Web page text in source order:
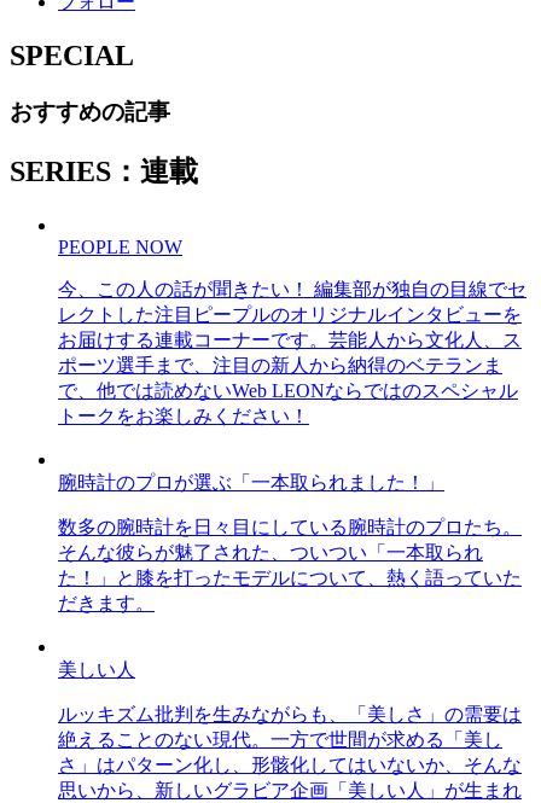
SPECIAL
おすすめの記事
SERIES：連載
PEOPLE NOW
今、この人の話が聞きたい！ 編集部が独自の目線でセ
レクトした注目ピープルのオリジナルインタビューを
お届けする連載コーナーです。芸能人から文化人、ス
ポーツ選手まで、注目の新人から納得のベテランま
で、他では読めないWeb LEONならではのスペシャル
トークをお楽しみください！
腕時計のプロが選ぶ「一本取られました！」
数多の腕時計を日々目にしている腕時計のプロたち。
そんな彼らが魅了された、ついつい「一本取られ
た！」と膝を打ったモデルについて、熱く語っていた
だきます。
美しい人
ルッキズム批判を生みながらも、「美しさ」の需要は
絶えることのない現代。一方で世間が求める「美し
さ」はパターン化し、形骸化してはいないか、そんな
思いから、新しいグラビア企画「美しい人」が生まれ